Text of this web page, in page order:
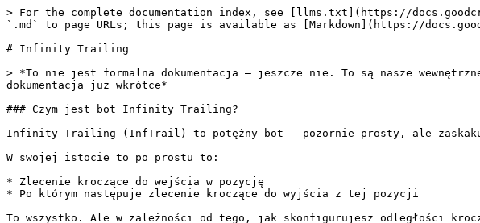
> For the complete documentation index, see [llms.txt](https://
`.md` to page URLs; this page is available as [Markdown](https://
# Infinity Trailing
> *To nie jest formalna dokumentacja — jeszcze nie. To są nasze
dokumentacja już wkrótce*
### Czym jest bot Infinity Trailing?
Infinity Trailing (InfTrail) to potężny bot — pozornie prosty, ale
W swojej istocie to po prostu to:
* Zlecenie kroczące do wejścia w pozycję
* Po którym następuje zlecenie kroczące do wyjścia z tej pozycji
To wszystko. Ale w zależności od tego, jak skonfigurujesz odległości